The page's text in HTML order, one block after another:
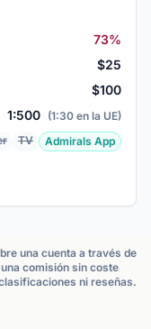
73%
$25
$100
1:500 (1:30 en la UE)
TV Admirals App
una cuenta a través de
comisión sin coste
ni reseñas.